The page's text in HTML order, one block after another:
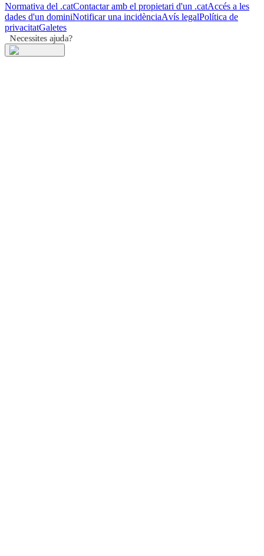
Normativa del .catContactar amb el propietari d'un .catAccés a les
dades d'un dominiNotificar una incidènciaAvís legalPolítica de
privacitatGaletes
Necessites ajuda?